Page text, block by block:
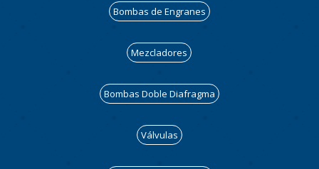
Bombas de Engranes
Mezcladores
Bombas Doble Diafragma
Válvulas